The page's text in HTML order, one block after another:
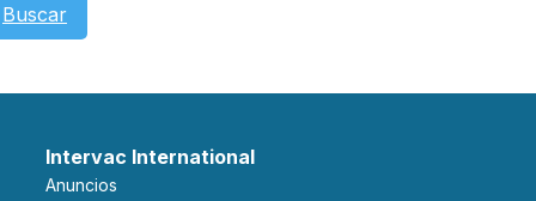
Buscar
Intervac International
Anuncios